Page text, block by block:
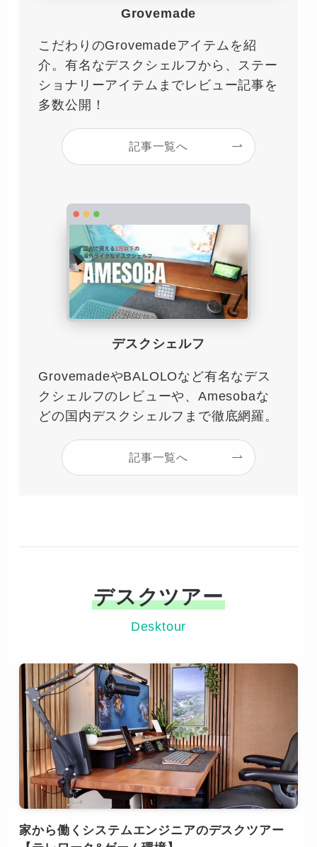
Grovemade
こだわりのGrovemadeアイテムを紹
介。有名なデスクシェルフから、ステー
ショナリーアイテムまでレビュー記事を
多数公開！
記事一覧へ
デスクシェルフ
GrovemadeやBALOLOなど有名なデス
クシェルフのレビューや、Amesobaな
どの国内デスクシェルフまで徹底網羅。
記事一覧へ
デスクツアー
Desktour
家から働くシステムエンジニアのデスクツアー